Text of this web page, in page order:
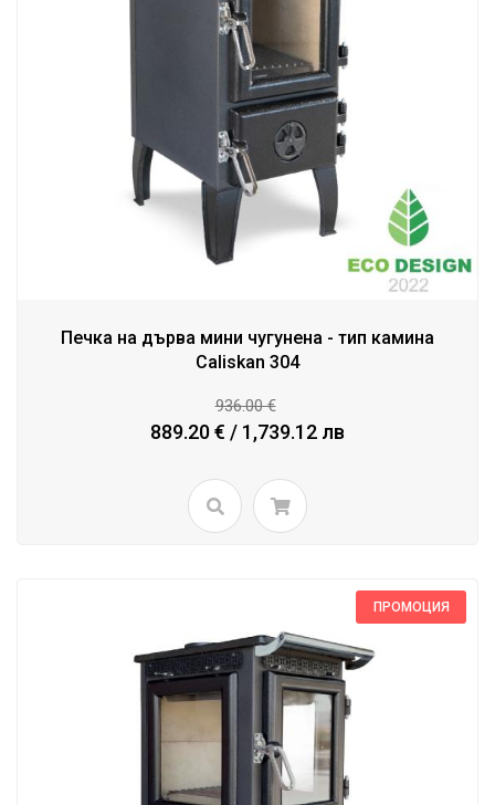
Печка на дърва мини чугунена - тип камина
Caliskan 304
936.00 €
889.20 € / 1,739.12 лв
ПРОМОЦИЯ